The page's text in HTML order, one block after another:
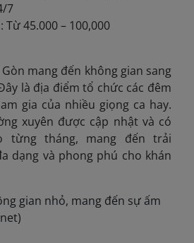
7
Từ 45.000 – 100,000
mang đến không gian sang
là địa điểm tổ chức các đêm
gia của nhiều giọng ca hay.
xuyên được cập nhật và có
từng tháng, mang đến trải
dạng và phong phú cho khán